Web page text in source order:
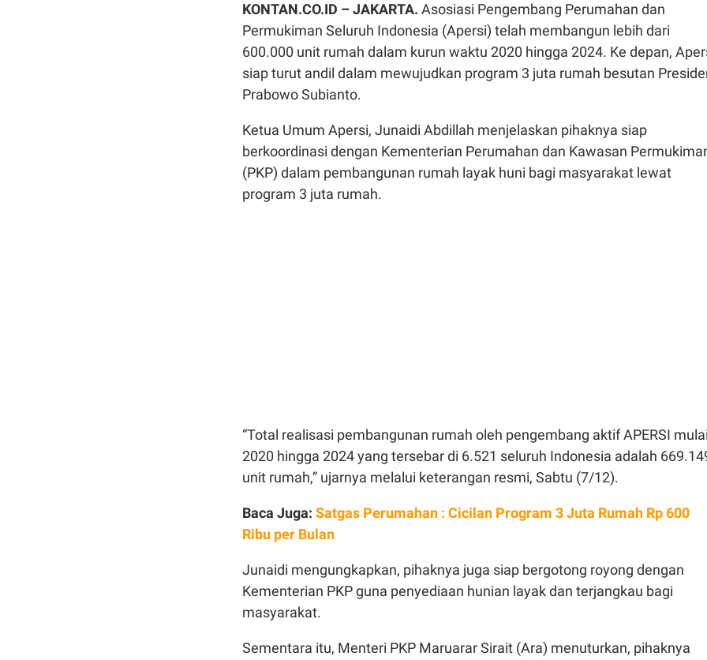
KONTAN.CO.ID – JAKARTA. Asosiasi Pengembang Perumahan dan
Permukiman Seluruh Indonesia (Apersi) telah membangun lebih dari
600.000 unit rumah dalam kurun waktu 2020 hingga 2024. Ke depan,
siap turut andil dalam mewujudkan program 3 juta rumah besutan
Prabowo Subianto.
Ketua Umum Apersi, Junaidi Abdillah menjelaskan pihaknya siap
berkoordinasi dengan Kementerian Perumahan dan Kawasan
(PKP) dalam pembangunan rumah layak huni bagi masyarakat lewat
program 3 juta rumah.
“Total realisasi pembangunan rumah oleh pengembang aktif APERSI
2020 hingga 2024 yang tersebar di 6.521 seluruh Indonesia adalah
unit rumah,” ujarnya melalui keterangan resmi, Sabtu (7/12).
Baca Juga: Satgas Perumahan : Cicilan Program 3 Juta Rumah Rp 600
Ribu per Bulan
Junaidi mengungkapkan, pihaknya juga siap bergotong royong dengan
Kementerian PKP guna penyediaan hunian layak dan terjangkau bagi
masyarakat.
Sementara itu, Menteri PKP Maruarar Sirait (Ara) menuturkan, pihaknya